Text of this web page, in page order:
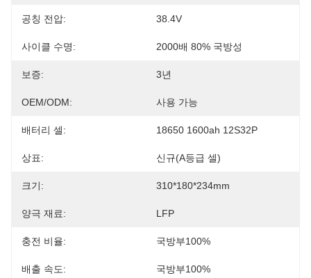
공칭 전압: 38.4V
사이클 수명: 2000배 80% 국방성
보증: 3년
OEM/ODM: 사용 가능
배터리 셀: 18650 1600ah 12S32P
상표: 신규(A등급 셀)
크기: 310*180*234mm
양극 재료: LFP
충전 비율: 국방부100%
배출 속도: 국방부100%